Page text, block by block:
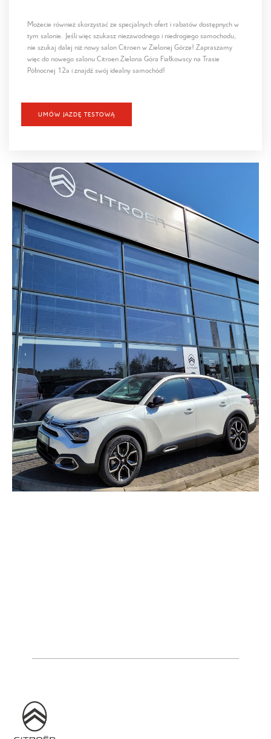
Możecie również skorzystać ze specjalnych ofert i rabatów dostępnych w
tym salonie. Jeśli więc szukasz niezawodnego i niedrogiego samochodu,
nie szukaj dalej niż nowy salon Citroen w Zielonej Górze! Zapraszamy
więc do nowego salonu Citroen Zielona Góra Fiałkowscy na Trasie
Północnej 12a i znajdź swój idealny samochód!
UMÓW JAZDĘ TESTOWĄ